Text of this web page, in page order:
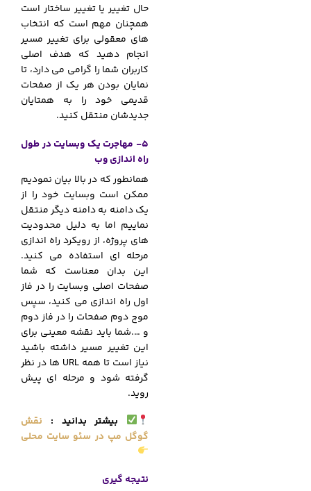
حال تغییر یا تغییر ساختار است
همچنان مهم است که انتخاب
های معقولی برای تغییر مسیر
انجام دهید که هدف اصلی
کاربران شما را گرامی می دارد، تا
نمایان بودن هر یک از صفحات
قدیمی خود را به همتایان
جدیدشان منتقل کنید.
5- مهاجرت یک وبسایت در طول
راه اندازی وب
همانطور که در بالا بیان نمودیم
ممکن است وبسایت خود را از
یک دامنه به دامنه دیگر منتقل
نماییم اما به دلیل محدودیت
های پروژه، از رویکرد راه اندازی
مرحله ای استفاده می کنید.
این بدان معناست که شما
صفحات اصلی وبسایت را در فاز
اول راه اندازی می کنید، سپس
موج دوم صفحات را در فاز دوم
و ….شما باید نقشه معینی برای
این تغییر مسیر داشته باشید
نیاز است تا همه URL ها در نظر
گرفته شود و مرحله ای پیش
روید.
بیشتر بدانید : نقش
گوگل مپ در سئو سایت محلی
نتیجه گیری